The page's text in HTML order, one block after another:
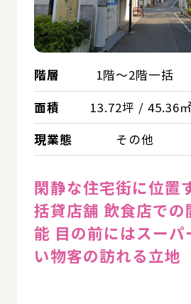
階層
1階～2階一括
面積
13.72坪 / 45.36㎡
現業態
その他
閑静な住宅街に位置
括貸店舗 飲食店での
能 目の前にはスーパ
い物客の訪れる立地